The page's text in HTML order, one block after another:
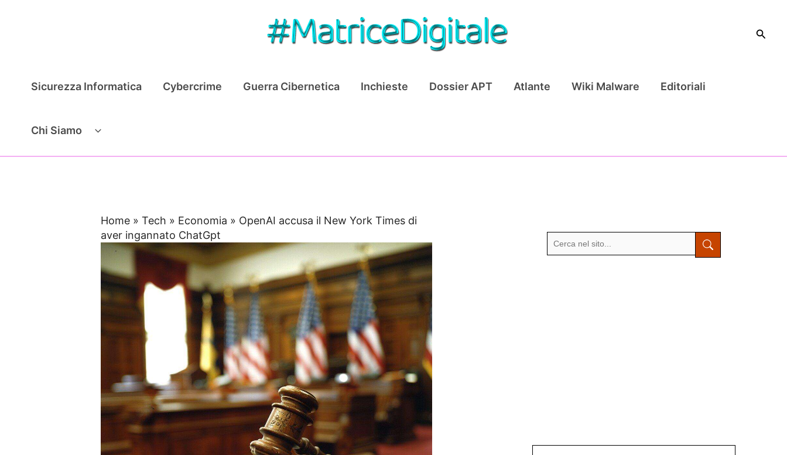
Cerca
Sicurezza Informatica Cybercrime Guerra Cibernetica Inchieste Dossier APT Atlante Wiki Malware Editoriali
Chi Siamo
Home »Tech » Economia » OpenAI accusa il New York Times di
aver ingannato ChatGpt